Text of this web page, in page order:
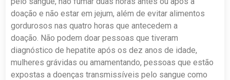
doação e não estar em jejum, além de evitar alimentos
gordurosos nas quatro horas que antecedem a
doação. Não podem doar pessoas que tiveram
diagnóstico de hepatite após os dez anos de idade,
mulheres grávidas ou amamentando, pessoas que estão
expostas a doenças transmissíveis pelo sangue como